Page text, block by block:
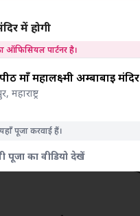
में होगी
ऑफिसियल पार्टनर है।
माँ महालक्ष्मी अम्बाबाई मंदिर
महाराष्ट्र
पूजा करवाई हैं।
पूजा का वीडियो देखें